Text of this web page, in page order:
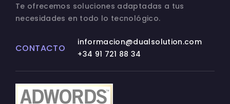
Te ofrecemos soluciones adaptadas a tus
necesidades en todo lo tecnológico.
CONTACTO
informacion@dualsolution.com
+34 91 721 88 34